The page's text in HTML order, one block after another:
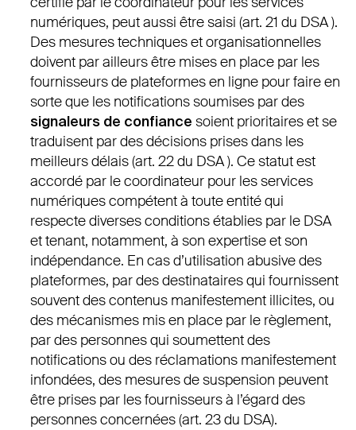
numériques, peut aussi être saisi (art. 21 du DSA ).
Des mesures techniques et organisationnelles
doivent par ailleurs être mises en place par les
fournisseurs de plateformes en ligne pour faire en
sorte que les notifications soumises par des
signaleurs de confiance soient prioritaires et se
traduisent par des décisions prises dans les
meilleurs délais (art. 22 du DSA ). Ce statut est
accordé par le coordinateur pour les services
numériques compétent à toute entité qui
respecte diverses conditions établies par le DSA
et tenant, notamment, à son expertise et son
indépendance. En cas d’utilisation abusive des
plateformes, par des destinataires qui fournissent
souvent des contenus manifestement illicites, ou
des mécanismes mis en place par le règlement,
par des personnes qui soumettent des
notifications ou des réclamations manifestement
infondées, des mesures de suspension peuvent
être prises par les fournisseurs à l’égard des
personnes concernées (art. 23 du DSA).